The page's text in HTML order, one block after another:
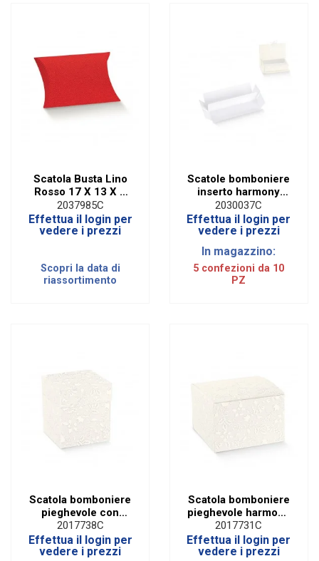
Scatola Busta Lino
Rosso 17 X 13 X 4
cm (10 PZ)
2037985C
Effettua il login per
vedere i prezzi
Scopri la data di
riassortimento
Scatole bomboniere
inserto harmony
bianco cm 14,5 x
14,5 x 3,5 (conf. 10
pezzi)
2030037C
Effettua il login per
vedere i prezzi
In magazzino:
5 confezioni da 10
PZ
Scatola bomboniere
pieghevole con
coperchio harmony
bianco cm 12 x 12 x
19 (conf. 10...
2017738C
Effettua il login per
vedere i prezzi
Scatola bomboniere
pieghevole harmony
bianco cm 10 x 10 x
12 (conf. 10 pezzi)
2017731C
Effettua il login per
vedere i prezzi